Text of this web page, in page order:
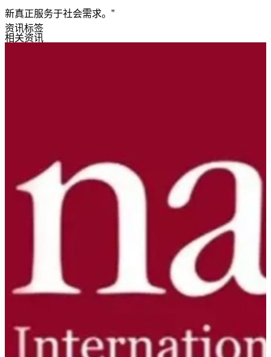
新真正服务于社会需求。”
资讯标签
相关资讯